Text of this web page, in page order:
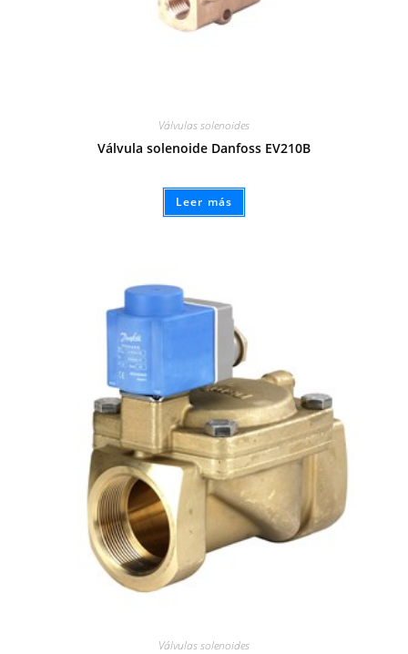
Válvulas solenoides
Válvula solenoide Danfoss EV210B
Leer más
Válvulas solenoides